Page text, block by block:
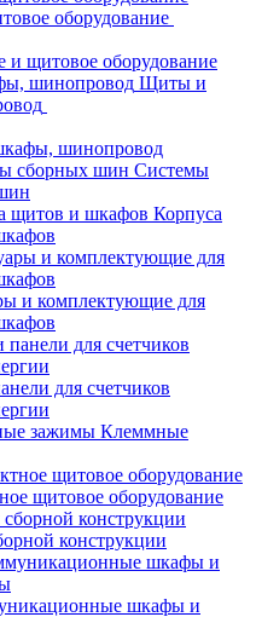
оборудование
и щитовое оборудование
Щиты и
шинопровод
Системы
Корпуса
и комплектующие для
для счетчиков
Клеммные
щитовое оборудование
конструкции
шкафы и